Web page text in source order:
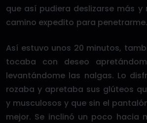
que así pudiera deslizarse más y
camino expedito para penetrarme.
Así estuvo unos 20 minutos,
tocaba con deseo
levantándome las nalgas. Lo
rozaba y apretaba sus glúteos
y musculosos y que sin el
mejor. Se inclinó un poco hacia